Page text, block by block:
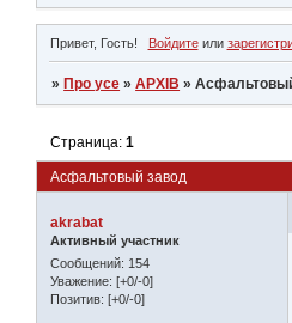
Привет, Гость! Войдитеили
» Про усе »АРХІВ »
Асфальтовый завод
Страница:1
akrabat
Активный участник
Сообщений: 154
Уважение: [+0/-0]
Позитив: [+0/-0]